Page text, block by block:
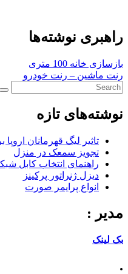
راهبری نوشته‌ها
بازسازی خانه 100 متری
رنت ماشین – رنت خودرو
نوشته‌های تازه
تاثیر لیگ قهرمانان اروپا
تجویز سمعک در منزل
راهنمای انتخاب کابل
دیزل ژنراتور پرکینز
انواع پرایمر صورت
مدیر :
بک لینک
.